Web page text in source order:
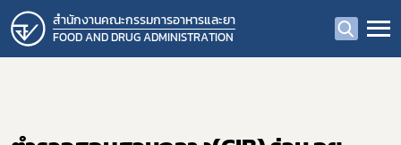
สำนักงานคณะกรรมการอาหารและยา
FOOD AND DRUG ADMINISTRATION